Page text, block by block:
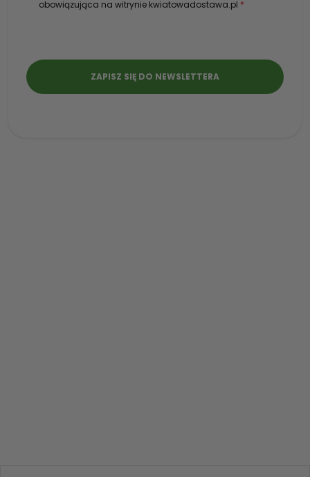
obowiązująca na witrynie kwiatowadostawa.pl *